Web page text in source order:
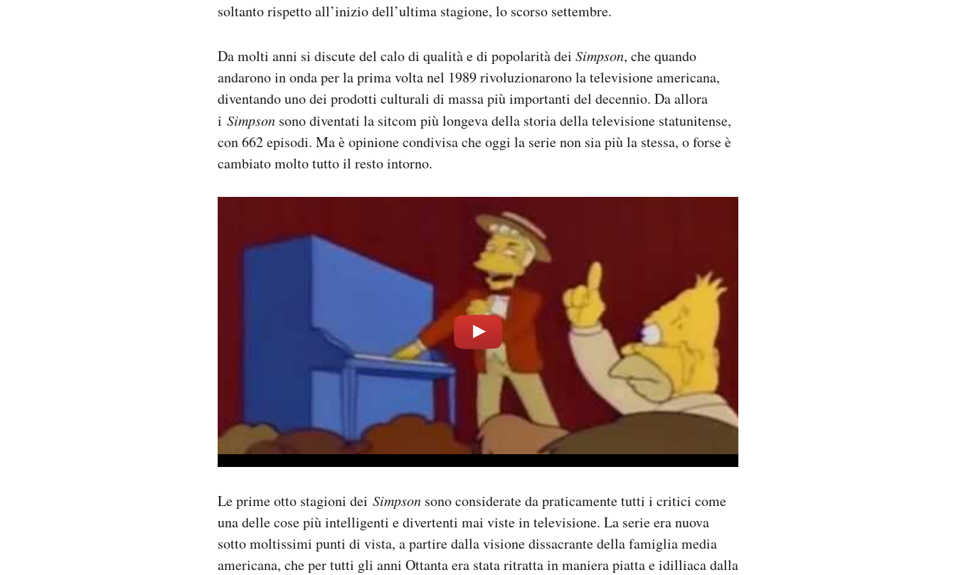
soltanto rispetto all’inizio dell’ultima stagione, lo scorso settembre.
Da molti anni si discute del calo di qualità e di popolarità dei Simpson, che quando
andarono in onda per la prima volta nel 1989 rivoluzionarono la televisione americana,
diventando uno dei prodotti culturali di massa più importanti del decennio. Da allora
i Simpson sono diventati la sitcom più longeva della storia della televisione statunitense,
con 662 episodi. Ma è opinione condivisa che oggi la serie non sia più la stessa, o forse è
cambiato molto tutto il resto intorno.
Le prime otto stagioni dei Simpson sono considerate da praticamente tutti i critici come
una delle cose più intelligenti e divertenti mai viste in televisione. La serie era nuova
sotto moltissimi punti di vista, a partire dalla visione dissacrante della famiglia media
americana, che per tutti gli anni Ottanta era stata ritratta in maniera piatta e idilliaca dalla